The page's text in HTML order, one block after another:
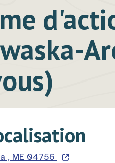
, ME 04756